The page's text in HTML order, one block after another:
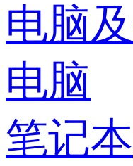
电脑
电脑
笔记本